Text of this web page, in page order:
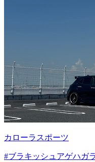
カローラスポーツ
#ブラキッシュアゲハガ